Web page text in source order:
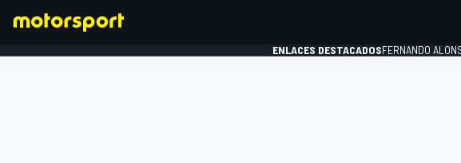
ENLACES DESTACADOSFERNANDO